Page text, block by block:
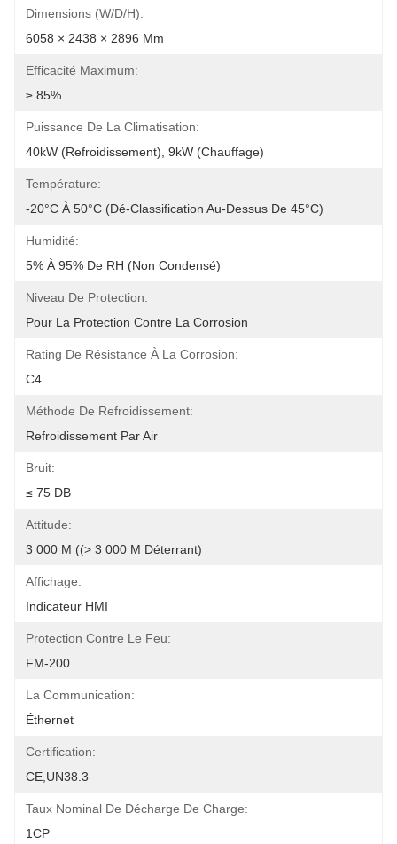
Dimensions (W/D/H):
6058 × 2438 × 2896 Mm
Efficacité Maximum:
≥ 85%
Puissance De La Climatisation:
40kW (Refroidissement), 9kW (Chauffage)
Température:
-20°C À 50°C (dé-Classification Au-Dessus De 45°C)
Humidité:
5% À 95% De RH (non Condensé)
Niveau De Protection:
Pour La Protection Contre La Corrosion
Rating De Résistance À La Corrosion:
C4
Méthode De Refroidissement:
Refroidissement Par Air
Bruit:
≤ 75 DB
Attitude:
3 000 M ((> 3 000 M Déterrant)
Affichage:
Indicateur HMI
Protection Contre Le Feu:
FM-200
La Communication:
Éthernet
Certification:
CE,UN38.3
Taux Nominal De Décharge De Charge:
1CP